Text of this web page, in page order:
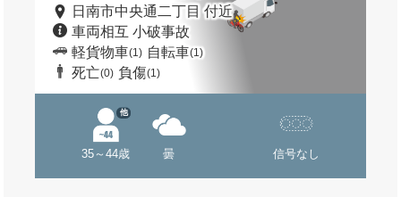
日南市中央通二丁目 付近
車両相互 小破事故
軽貨物車(1) 自転車(1)
死亡(0) 負傷(1)
35～44歳
他
曇 信号なし